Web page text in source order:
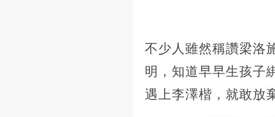
不少人雖然稱讚梁洛
明，知道早早生孩子
遇上李澤楷，就敢放